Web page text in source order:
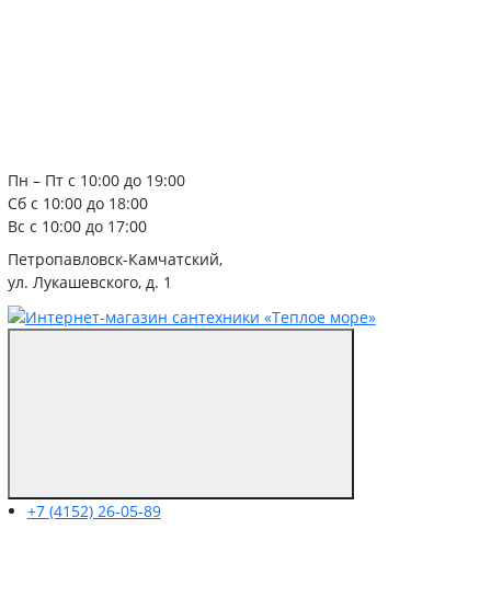
Пн – Пт с 10:00 до 19:00
Сб с 10:00 до 18:00
Вс с 10:00 до 17:00
Петропавловск-Камчатский,
ул. Лукашевского, д. 1
+7 (4152) 26-05-89